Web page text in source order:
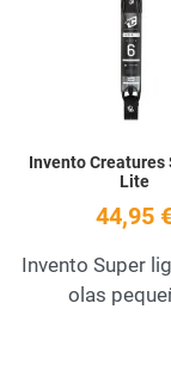
Invento Creatures
Lite
44,95
Invento Super
olas